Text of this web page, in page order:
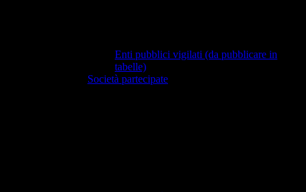
Enti pubblici vigilati (da pubblicare in
tabelle)
Società partecipate